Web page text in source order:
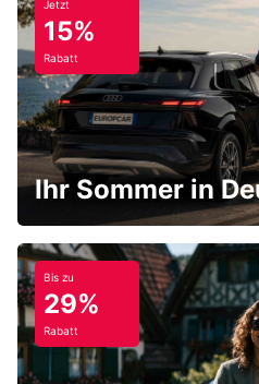
Jetzt
15%
Rabatt
Ihr Sommer in
Bis zu
29%
Rabatt